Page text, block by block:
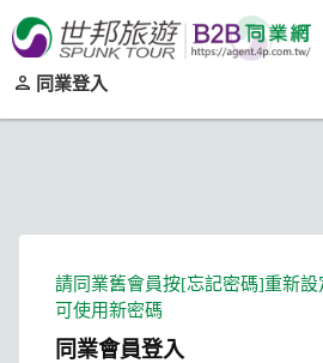
同業登入
同業會員登入